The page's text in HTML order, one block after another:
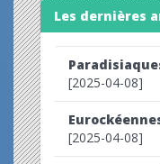
Les dernières
[2025-04-08]
[2025-04-08]